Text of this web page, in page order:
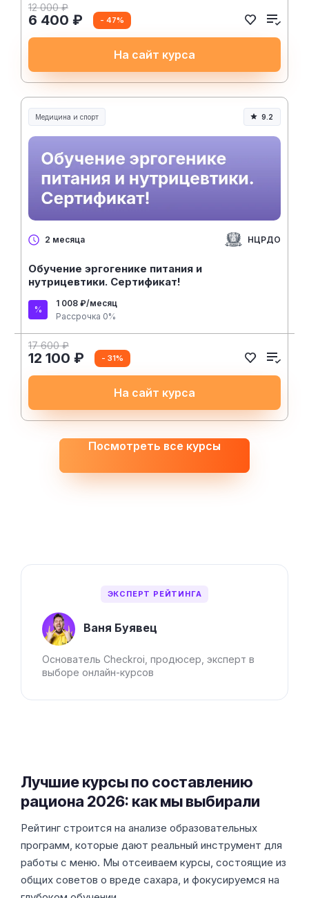
ЭКСПЕРТ РЕЙТИНГА
Ваня Буявец
Основатель Checkroi, продюсер, эксперт в
выборе онлайн-курсов
12 000 ₽
6 400 ₽ - 47%
На сайт курса
Медицина и спорт
Медицина, спорт и здоровье
9.2
2 месяца НЦРДО
Обучение эргогенике питания и
нутрицевтики. Сертификат!
1 008 ₽/месяц
Рассрочка 0%
17 600 ₽
12 100 ₽ - 31%
На сайт курса
Посмотреть все курсы
Лучшие курсы по составлению
рациона 2026: как мы выбирали
Рейтинг строится на анализе образовательных
программ, которые дают реальный инструмент для
работы с меню. Мы отсеиваем курсы, состоящие из
общих советов о вреде сахара, и фокусируемся на